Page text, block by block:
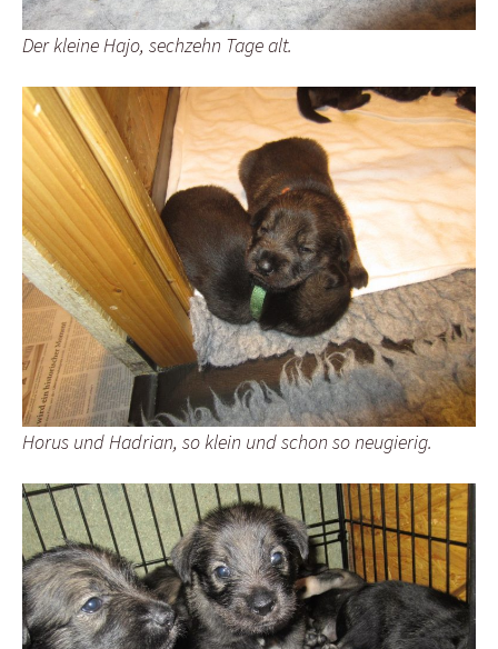
Der kleine Hajo, sechzehn Tage alt.
Horus und Hadrian, so klein und schon so neugierig.